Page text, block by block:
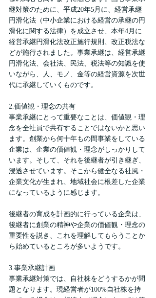
継対策のために、平成20年5月に、経営承継
円滑化法（中小企業における経営の承継の円
滑化に関する法律）を成立させ、本年4月に
経営承継円滑化法改正施行規則、改正税法な
どが施行されました。事業承継は、経営承継
円滑化法、会社法、民法、税法等の知識を使
いながら、人、モノ、金等の経営資源を次世
代に承継していくものです。
2.価値観・理念の共有
事業承継にとって重要なことは、価値観・理
念を全社員で共有することではないかと思い
ます。創業から何十年もの間事業をしている
企業は、企業の価値観・理念がしっかりして
います。そして、それを後継者が引き継ぎ、
浸透させています。そこから健全なる社風・
企業文化が生まれ、地域社会に根差した企業
になっているように感じます。
後継者の育成を計画的に行っている企業は、
後継者に創業の精神や企業の価値観・理念の
重要性を説き、これを理解してもらうことか
ら始めているところが多いようです。
3.事業承継計画
事業承継対策では、自社株をどうするかが問
題となります。現経営者が100%自社株を持